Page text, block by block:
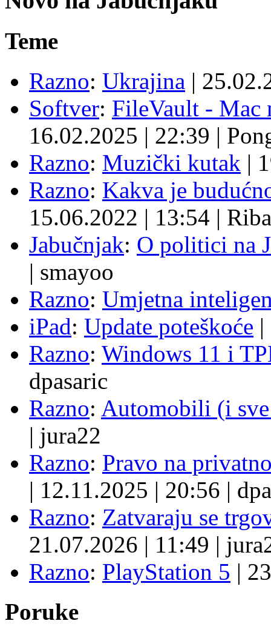
Teme
Razno: Ukrajina |
Softver: FileVault - Mac
16.02.2025 | 22:39 |
Razno: Muzički kutak |
Razno: Kakva je
15.06.2022 | 13:54 | Riba
Jabučnjak: O politici na
| smayoo
Razno: Umjetna
iPad: Update poteškoće |
Razno: Windows 11 i
dpasaric
Razno: Automobili (i
| jura22
Razno: Pravo na
| 12.11.2025 | 20:56 |
Razno: Zatvaraju se
21.07.2026 | 11:49 |
Razno: PlayStation 5 |
Poruke